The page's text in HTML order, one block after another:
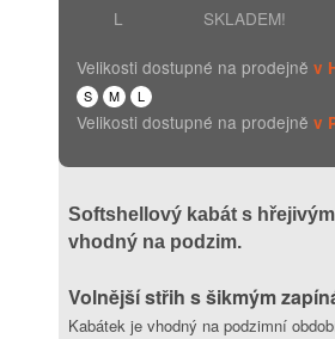
L
SKLADEM!
Velikosti dostupné na prodejně v
S M L
Velikosti dostupné na prodejně v
Softshellový kabát s
vhodný na podzim.
Volnější střih s šikmým
Kabátek je vhodný na podzimní